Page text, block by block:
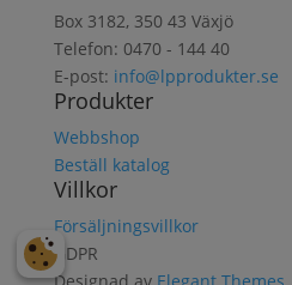
Box 3182, 350 43 Växjö
Telefon: 0470 - 144 40
E-post: info@lpprodukter.se
Produkter
Webbshop
Beställ katalog
Villkor
Försäljningsvillkor
GDPR